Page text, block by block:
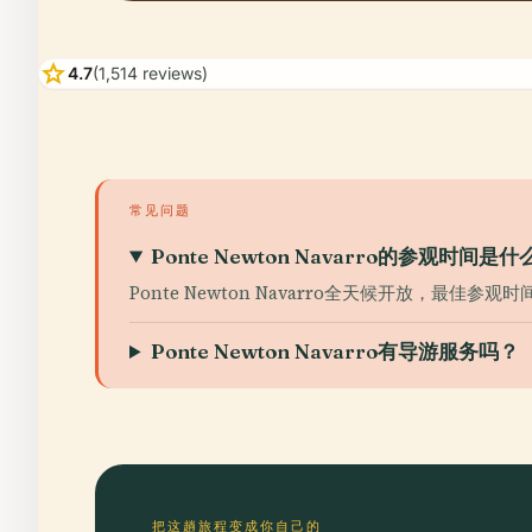
star4.7(1,514 reviews)
常见问题
Ponte Newton Navarro的参观时间是什
Ponte Newton Navarro全天候开放，最佳参观时间
Ponte Newton Navarro有导游服务吗？
把这趟旅程变成你自己的